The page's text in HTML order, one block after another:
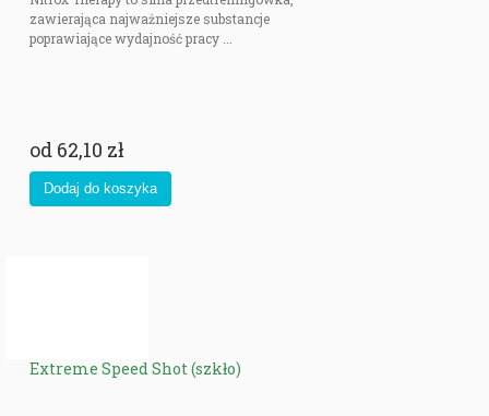
zawierająca najważniejsze substancje
poprawiające wydajność pracy ...
od 62,10 zł
Extreme Speed Shot (szkło)